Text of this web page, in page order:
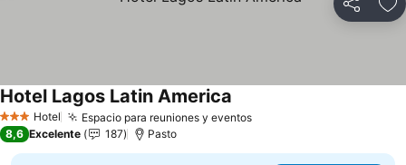
Compartir
3 Estrellas
Hotel Espacio para reuniones y eventosVer precios
Hotel Lagos Latin America
8,6 Excelente 187 Pasto